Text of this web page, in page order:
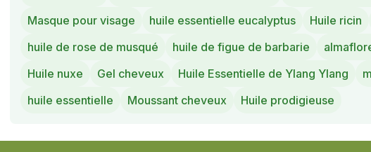
Masque pour visage
huile essentielle eucalyptus Huile ricin
huile de rose de musqué
huile de figue de barbarie
Huile nuxe
Gel cheveux Huile Essentielle de Ylang Ylang
huile essentielle
Moussant cheveux Huile prodigieuse